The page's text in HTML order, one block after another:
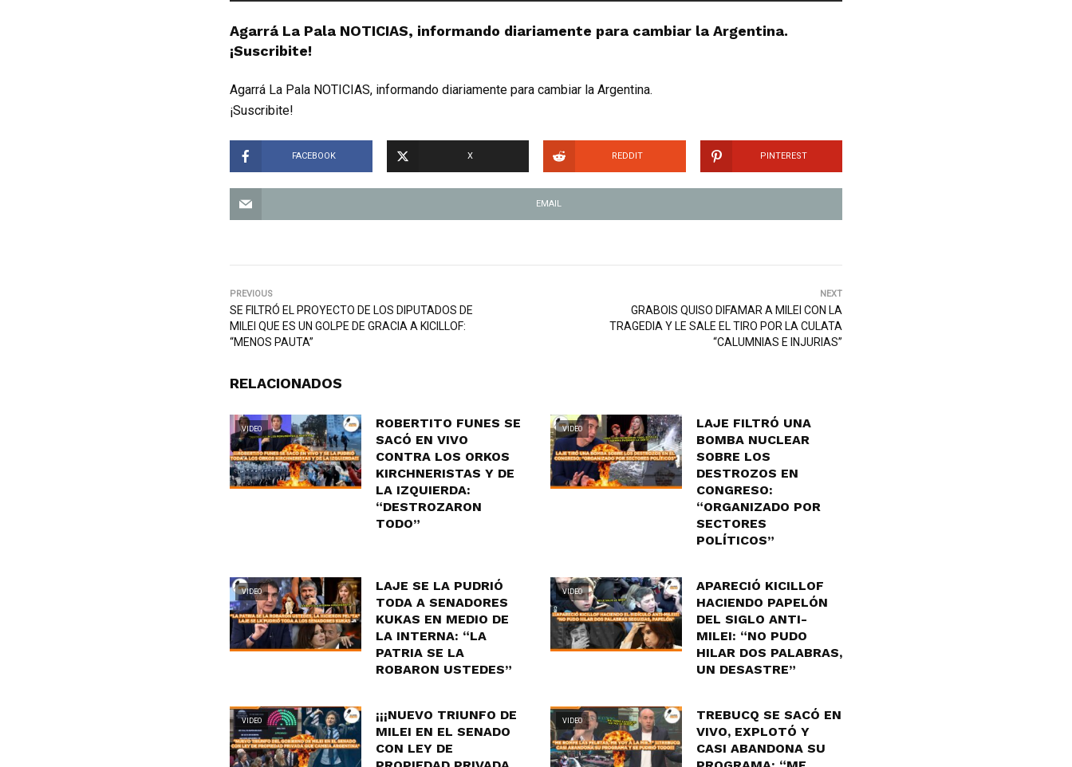
Agarrá La Pala NOTICIAS, informando diariamente para cambiar la Argentina.
¡Suscribite!
Agarrá La Pala NOTICIAS, informando diariamente para cambiar la Argentina.
¡Suscribite!
FACEBOOK X REDDIT PINTEREST
EMAIL
PREVIOUS
SE FILTRÓ EL PROYECTO DE LOS DIPUTADOS DE
MILEI QUE ES UN GOLPE DE GRACIA A KICILLOF:
“MENOS PAUTA”
NEXT
GRABOIS QUISO DIFAMAR A MILEI CON LA
TRAGEDIA Y LE SALE EL TIRO POR LA CULATA
“CALUMNIAS E INJURIAS”
RELACIONADOS
VIDEO
ROBERTITO FUNES SE
SACÓ EN VIVO
CONTRA LOS ORKOS
KIRCHNERISTAS Y DE
LA IZQUIERDA:
“DESTROZARON
TODO”
VIDEO
LAJE FILTRÓ UNA
BOMBA NUCLEAR
SOBRE LOS
DESTROZOS EN
CONGRESO:
“ORGANIZADO POR
SECTORES
POLÍTICOS”
VIDEO
LAJE SE LA PUDRIÓ
TODA A SENADORES
KUKAS EN MEDIO DE
LA INTERNA: “LA
PATRIA SE LA
ROBARON USTEDES”
VIDEO
APARECIÓ KICILLOF
HACIENDO PAPELÓN
DEL SIGLO ANTI-
MILEI: “NO PUDO
HILAR DOS PALABRAS,
UN DESASTRE”
VIDEO
¡¡¡NUEVO TRIUNFO DE
MILEI EN EL SENADO
CON LEY DE
VIDEO
TREBUCQ SE SACÓ EN
VIVO, EXPLOTÓ Y
CASI ABANDONA SU